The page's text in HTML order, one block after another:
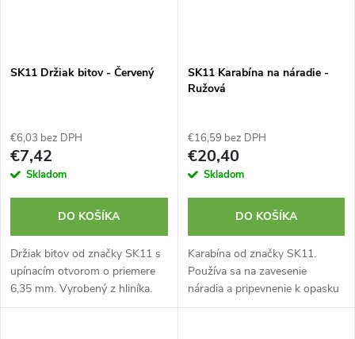
SK11 Držiak bitov - Červený
€6,03 bez DPH
€7,42
Skladom
DO KOŠÍKA
Držiak bitov od značky SK11 s
upínacím otvorom o priemere
6,35 mm. Vyrobený z hliníka.
SK11 Karabína na náradie -
Ružová
€16,59 bez DPH
€20,40
Skladom
DO KOŠÍKA
Karabína od značky SK11.
Používa sa na zavesenie
náradia a pripevnenie k opasku
alebo pracovným popruhom.